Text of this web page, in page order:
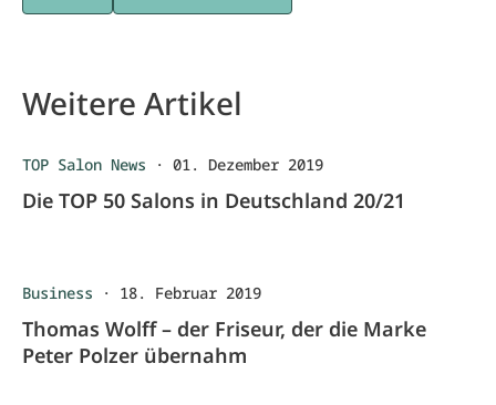
Weitere Artikel
TOP Salon News · 01. Dezember 2019
Die TOP 50 Salons in Deutschland 20/21
Business · 18. Februar 2019
Thomas Wolff – der Friseur, der die Marke
Peter Polzer übernahm